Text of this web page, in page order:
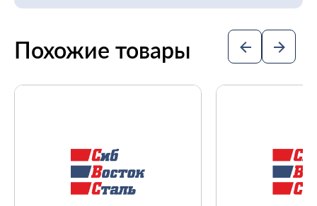
Похожие товары